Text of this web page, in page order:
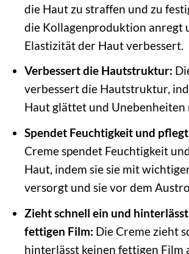
die Haut zu straffen und zu
die Kollagenproduktion anregt
Elastizität der Haut verbessert.
Verbessert die Hautstruktur:
verbessert die Hautstruktur,
Haut glättet und Unebenheiten
Spendet Feuchtigkeit und
Creme spendet Feuchtigkeit
Haut, indem sie sie mit
versorgt und sie vor dem
Zieht schnell ein und
fettigen Film: Die Creme zieht
hinterlässt keinen fettigen Film